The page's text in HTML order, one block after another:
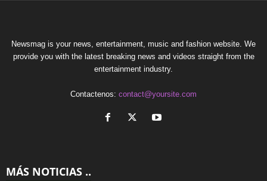
Newsmag is your news, entertainment, music and fashion website. We
provide you with the latest breaking news and videos straight from the
entertainment industry.
Contactenos: contact@yoursite.com
MÁS NOTICIAS ..